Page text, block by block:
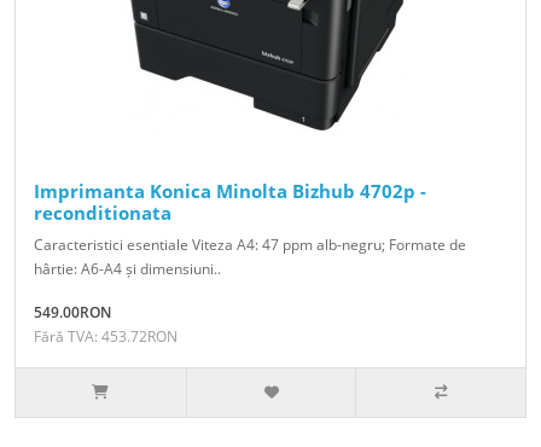
Imprimanta Konica Minolta Bizhub 4702p -
reconditionata
Caracteristici esentiale Viteza A4: 47 ppm alb-negru; Formate de
hârtie: A6-A4 și dimensiuni..
549.00RON
Fără TVA: 453.72RON